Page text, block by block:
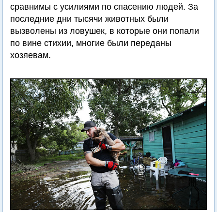
сравнимы с усилиями по спасению людей. За
последние дни тысячи животных были
вызволены из ловушек, в которые они попали
по вине стихии, многие были переданы
хозяевам.